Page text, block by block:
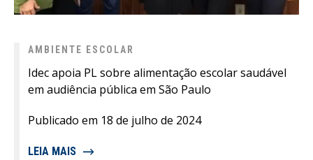
AMBIENTE ESCOLAR
Idec apoia PL sobre alimentação escolar saudável
em audiência pública em São Paulo
Publicado em 18 de julho de 2024
LEIA MAIS